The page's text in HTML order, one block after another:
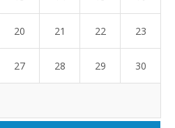
20 21 22 23
27 28 29 30